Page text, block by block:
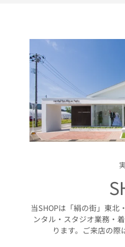
当SHOPは「絹の街」東北
ンタル・スタジオ業務・
ります。ご来店の際